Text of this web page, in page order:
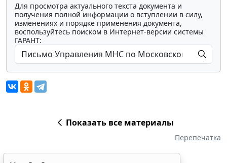
Для просмотра актуального текста документа и
получения полной информации о вступлении в силу,
изменениях и порядке применения документа,
воспользуйтесь поиском в Интернет-версии системы
ГАРАНТ:
Показать все материалы
Перепечатка